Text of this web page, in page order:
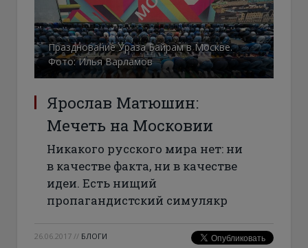
Празднование Ураза Байрам в Москве.
Фото: Илья Варламов
Ярослав Матюшин:
Мечеть на Московии
Никакого русского мира нет: ни
в качестве факта, ни в качестве
идеи. Есть нищий
пропагандистский симулякр
26.06.2017 // БЛОГИ